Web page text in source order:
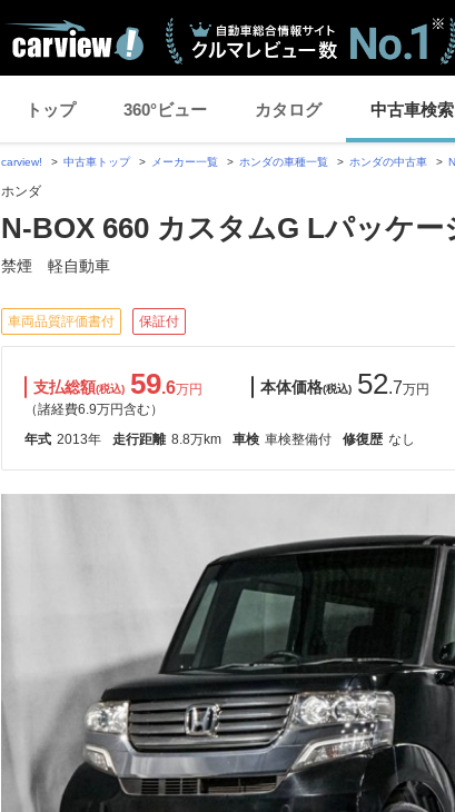
トップ 360°ビュー カタログ 中古車検索
carview! 中古車トップ メーカー一覧 ホンダの車種一覧 ホンダの中古車
ホンダ
N-BOX 660 カスタムG Lパッケー
禁煙 軽自動車
車両品質評価書付 保証付
支払総額(税込) 59.6万円
（諸経費6.9万円含む）
本体価格(税込) 52.7万円
年式 2013年 走行距離 8.8万km 車検 車検整備付 修復歴 なし